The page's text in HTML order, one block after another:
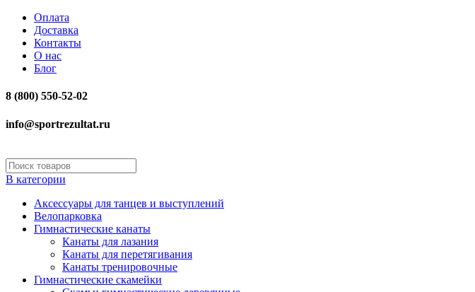
Оплата
Доставка
Контакты
О нас
Блог
8 (800) 550-52-02
info@sportrezultat.ru
В категории
Аксессуары для танцев и выступлений
Велопарковка
Гимнастические канаты
Канаты для лазания
Канаты для перетягивания
Канаты тренировочные
Гимнастические скамейки